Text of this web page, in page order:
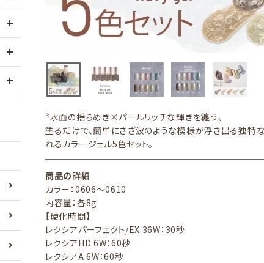
〝水面の揺らめき×パールリッチな輝きを纏う〟
塗るだけで、簡単にさざ波のような模様が浮き出る独特
れるカラージェル5色セット。
商品の詳細
カラー：0606～0610
内容量：各8g
【硬化時間】
レクシアパーフェクト/EX 36W：30秒
レクシアHD 6W：60秒
レクシアA 6W：60秒